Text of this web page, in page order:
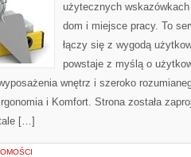
użytecznych
dom i miejsce pracy. To
łączy się z wygodą
powstaje z myślą o
wnętrz i szeroko
i Komfort. Strona została
[…]